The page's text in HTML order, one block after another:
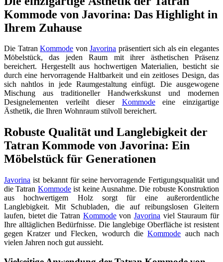
Kommode von Javorina: Das Highlight in
Ihrem Zuhause
Die TatranKommode vonJavorina präsentiert sich als ein elegantes
Möbelstück, das jeden Raum mit ihrer ästhetischen Präsenz
bereichert. Hergestellt aus hochwertigen Materialien, besticht sie
durch eine hervorragende Haltbarkeit und ein zeitloses Design, das
sich nahtlos in jede Raumgestaltung einfügt. Die ausgewogene
Mischung aus traditioneller Handwerkskunst und modernen
Designelementen verleiht dieser Kommodeeine einzigartige
Ästhetik, die Ihren Wohnraum stilvoll bereichert.
Robuste Qualität und Langlebigkeit der
Tatran Kommode von Javorina: Ein
Möbelstück für Generationen
Javorina ist bekannt für seine hervorragende Fertigungsqualität und
die Tatran Kommodeist keine Ausnahme. Die robuste Konstruktion
aus hochwertigem Holz sorgt für eine außerordentliche
Langlebigkeit. Mit Schubladen, die auf reibungslosen Gleitern
laufen, bietet die Tatran KommodevonJavorina viel Stauraum für
Ihre alltäglichen Bedürfnisse. Die langlebige Oberfläche ist resistent
gegen Kratzer und Flecken, wodurch dieKommode auch nach
vielen Jahren noch gut aussieht.